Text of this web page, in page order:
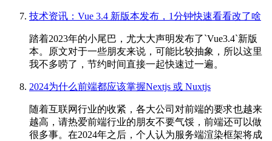
技术资讯：Vue 3.4 新版本发布，1分钟快速看看改了啥
踏着2023年的小尾巴，尤大大声明发布了`Vue3.4`新版
本。原文对于一些朋友来说，可能比较抽象，所以这里
我不多唠了，节约时间直接一起快速过一遍。
2024为什么前端都应该掌握Nextjs 或 Nuxtjs
随着互联网行业的收紧，各大公司对前端的要求也越来
越高，请热爱前端行业的朋友不要气馁，前端还可以做
很多事。在2024年之后，个人认为服务端渲染框架将成